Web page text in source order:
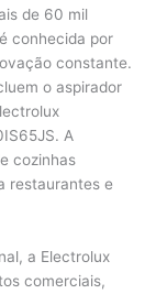
de 60 mil
conhecida por
constante.
o aspirador
A
cozinhas
restaurantes e
a Electrolux
comerciais,